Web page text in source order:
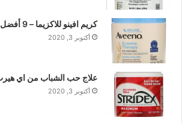
كريم افينو للاكزيما – 9 أفضل كريم لعلاج الاكزيما
أكتوبر 3, 2020
علاج حب الشباب من اي
أكتوبر 3, 2020